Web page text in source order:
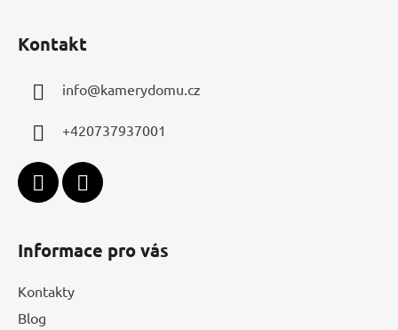
Kontakt
info@kamerydomu.cz
+420737937001
Informace pro vás
Kontakty
Blog